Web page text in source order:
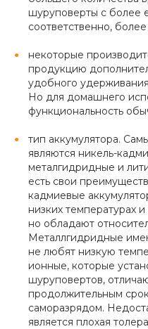
шуруповерты с более
соответственно,
некоторые
продукцию
удобного
Но для домашнего
функциональность
тип аккумулятора.
являются никель-
металгидридные и
есть свои
кадмиевые
низких температурах
но обладают
Металлгидридные
не любят низкую
ионные, которые
шуруповертов,
продолжительным
саморазрядом.
является плохая